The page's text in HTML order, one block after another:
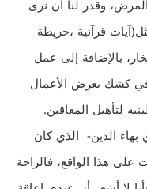
وقدر لنا أن نرى
قرآنية ،خريطة
بالإضافة إلى عمل
في كشك يعرض الأعمال
لتأهيل المعاقين.
الدين- الذي كان
هذا الواقع، فالراحة